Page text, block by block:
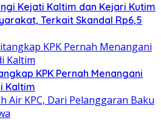
Kejati Kaltim dan Kejari Kutim
Terkait Skandal Rp6,5
KPK Pernah Menangani
Kaltim